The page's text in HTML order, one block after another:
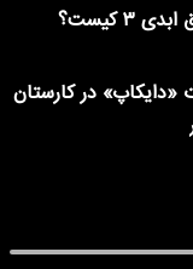
۳ کیست؟
«دایکاپ» در کارستان